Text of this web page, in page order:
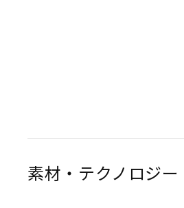
素材・テクノロジー